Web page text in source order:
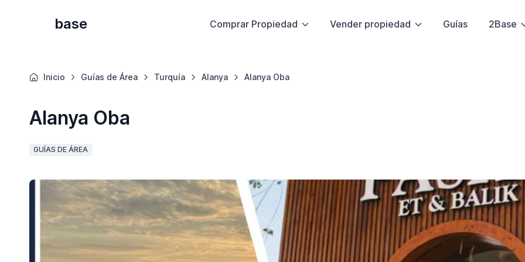
base Comprar Propiedad Vender propiedad Guías 2Base
Inicio Guías de Área Turquía Alanya Alanya Oba
Alanya Oba
GUÍAS DE ÁREA